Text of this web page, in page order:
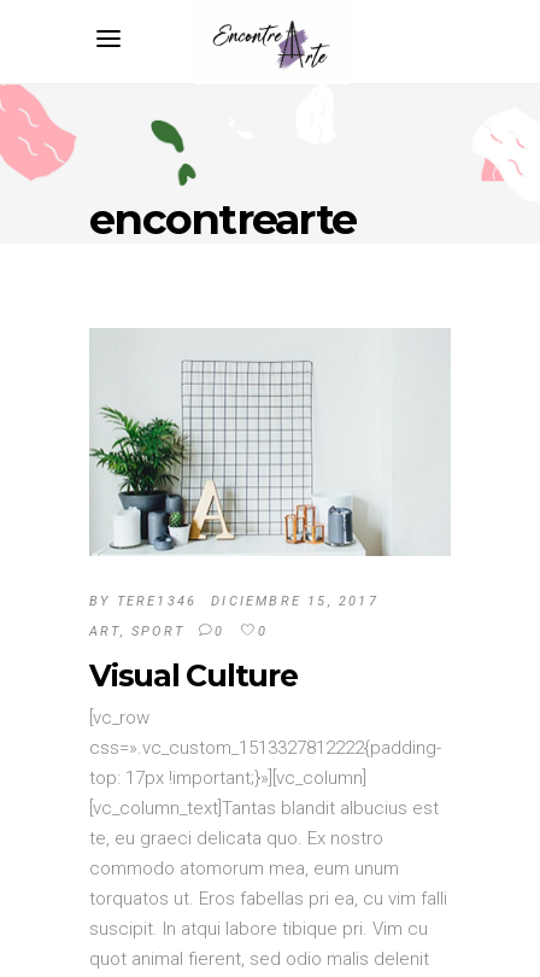
encontrearte
BY TERE1346
DICIEMBRE 15, 2017
ART,SPORT 0 0
Visual Culture
[vc_row
css=».vc_custom_1513327812222{padding-
top: 17px !important;}»][vc_column]
[vc_column_text]Tantas blandit albucius est
te, eu graeci delicata quo. Ex nostro
commodo atomorum mea, eum unum
torquatos ut. Eros fabellas pri ea, cu vim falli
suscipit. In atqui labore tibique pri. Vim cu
quot animal fierent, sed odio malis delenit